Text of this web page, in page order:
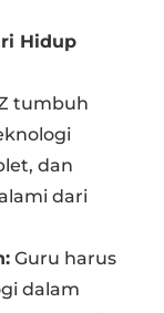
Hidup
tumbuh
dan
dari
Guru harus
dalam